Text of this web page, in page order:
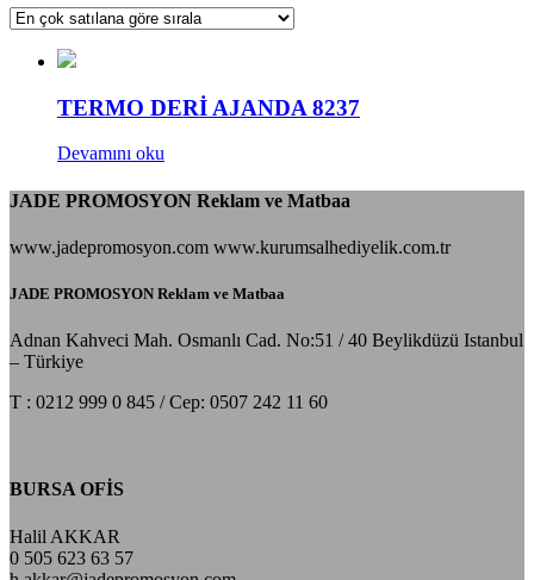
TERMO DERİ AJANDA 8237
Devamını oku
JADE PROMOSYON Reklam ve Matbaa
www.jadepromosyon.com www.kurumsalhediyelik.com.tr
JADE PROMOSYON Reklam ve Matbaa
Adnan Kahveci Mah. Osmanlı Cad. No:51 / 40 Beylikdüzü Istanbul
– Türkiye
T : 0212 999 0 845 / Cep: 0507 242 11 60
BURSA OFİS
Halil AKKAR
0 505 623 63 57